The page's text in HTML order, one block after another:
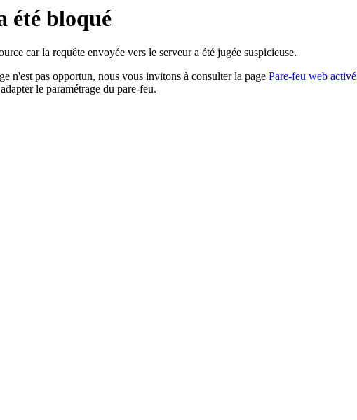
été bloqué
car la requête envoyée vers le serveur a été jugée suspicieuse.
n'est pas opportun, nous vous invitons à consulter la page Pare-feu web activé
le paramétrage du pare-feu.